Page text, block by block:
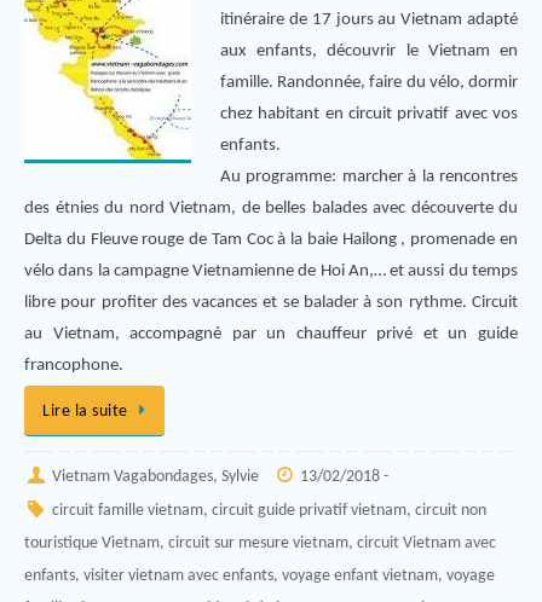
itinéraire de 17 jours au Vietnam adapté
aux enfants, découvrir le Vietnam en
famille. Randonnée, faire du vélo, dormir
chez habitant en circuit privatif avec vos
enfants.
Au programme: marcher à la rencontres
des étnies du nord Vietnam, de belles balades avec découverte du
Delta du Fleuve rouge de Tam Coc à la baie Hailong , promenade en
vélo dans la campagne Vietnamienne de Hoi An,… et aussi du temps
libre pour profiter des vacances et se balader à son rythme. Circuit
au Vietnam, accompagné par un chauffeur privé et un guide
francophone.
Lire la suite
Vietnam Vagabondages, Sylvie 13/02/2018 -
circuit famille vietnam, circuit guide privatif vietnam, circuit non
touristique Vietnam, circuit sur mesure vietnam, circuit Vietnam avec
enfants, visiter vietnam avec enfants, voyage enfant vietnam, voyage